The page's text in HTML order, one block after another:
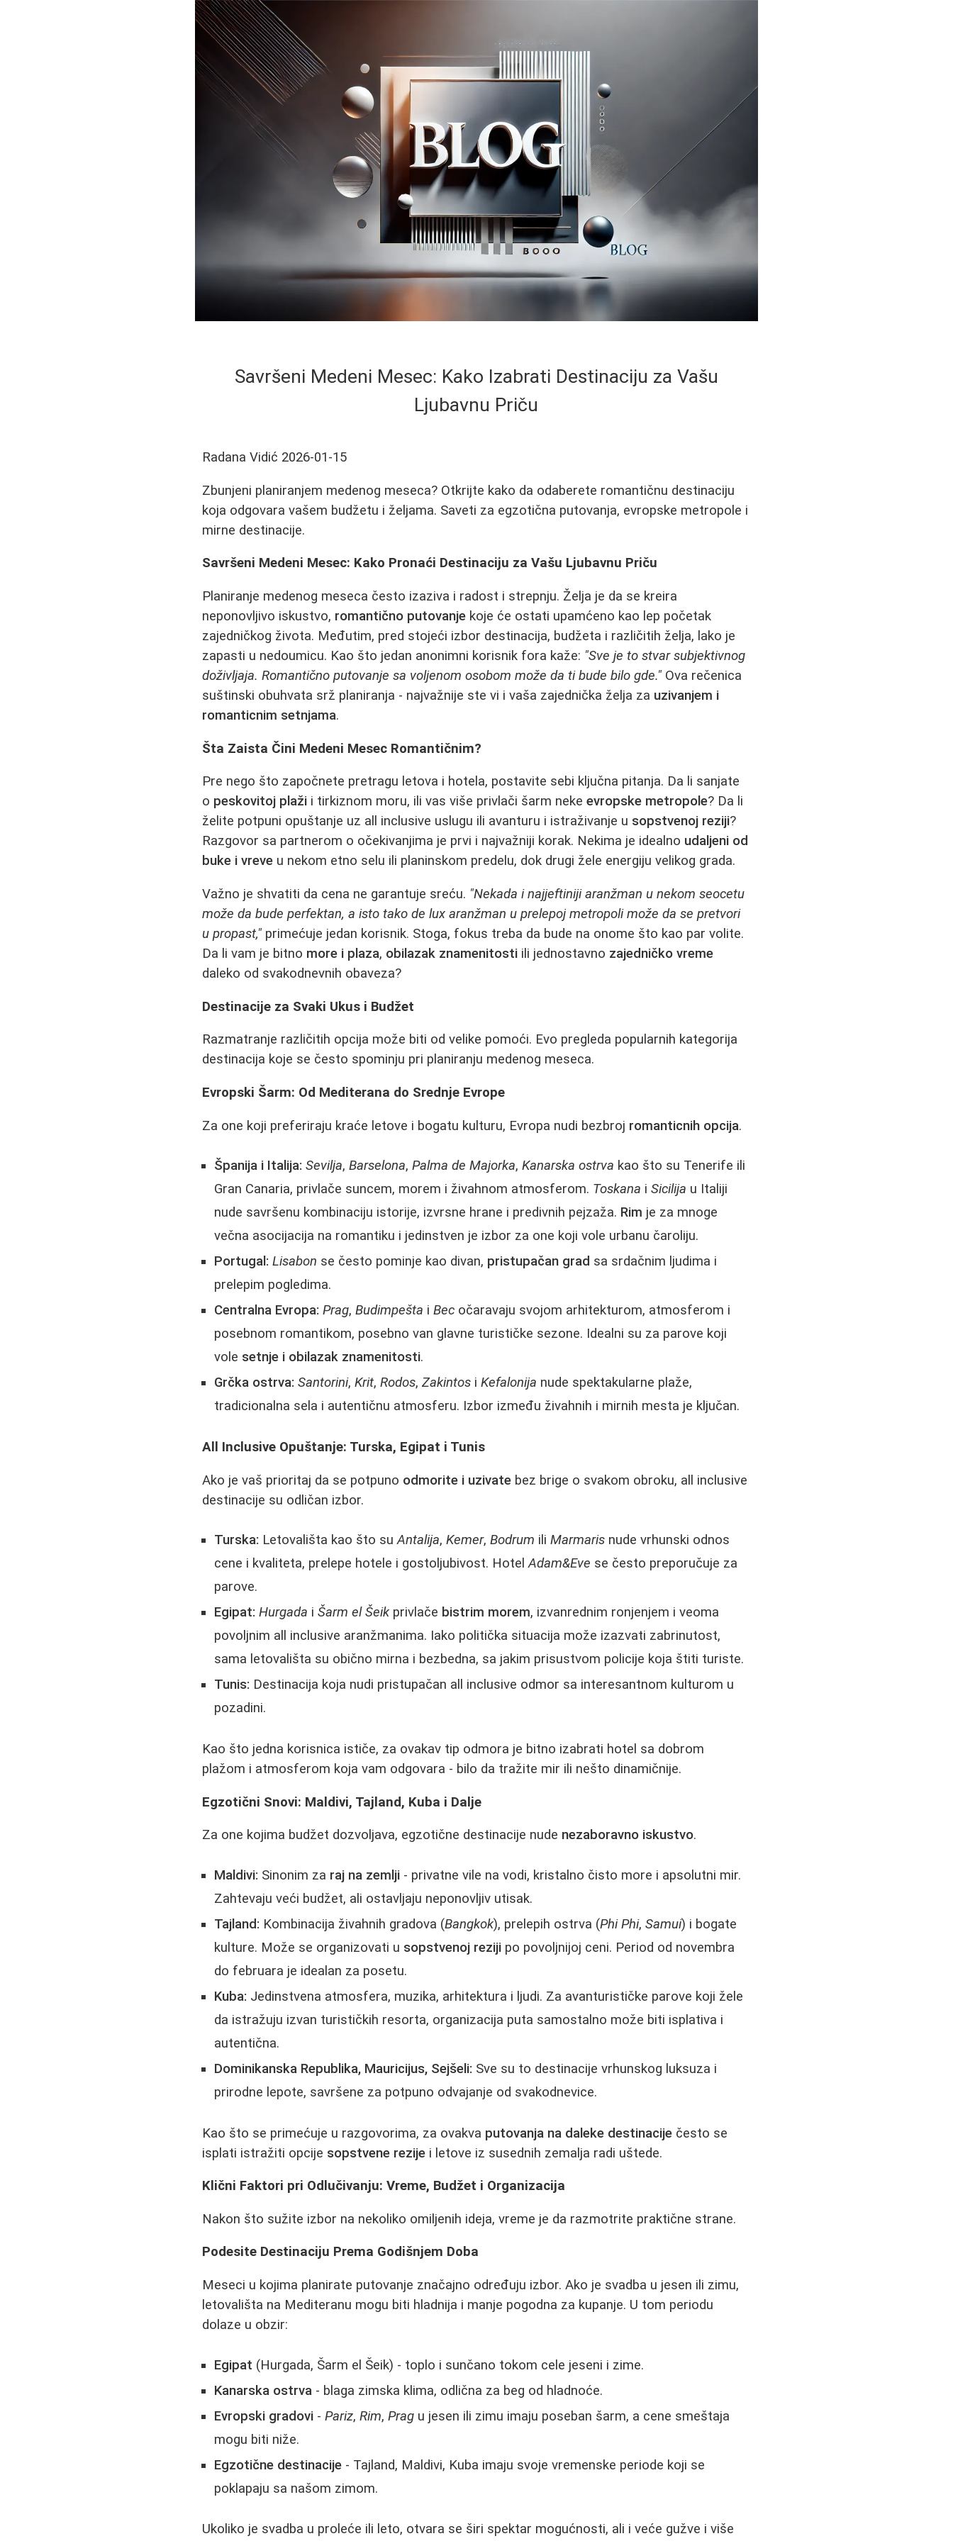
Savršeni Medeni Mesec: Kako Izabrati Destinaciju za Vašu
Ljubavnu Priču
Radana Vidić 2026-01-15
Zbunjeni planiranjem medenog meseca? Otkrijte kako da odaberete romantičnu destinaciju
koja odgovara vašem budžetu i željama. Saveti za egzotična putovanja, evropske metropole i
mirne destinacije.
Savršeni Medeni Mesec: Kako Pronaći Destinaciju za Vašu Ljubavnu Priču
Planiranje medenog meseca često izaziva i radost i strepnju. Želja je da se kreira
neponovljivo iskustvo, romantično putovanje koje će ostati upamćeno kao lep početak
zajedničkog života. Međutim, pred stojeći izbor destinacija, budžeta i različitih želja, lako je
zapasti u nedoumicu. Kao što jedan anonimni korisnik fora kaže: "Sve je to stvar subjektivnog
doživljaja. Romantično putovanje sa voljenom osobom može da ti bude bilo gde." Ova rečenica
suštinski obuhvata srž planiranja - najvažnije ste vi i vaša zajednička želja za uzivanjem i
romanticnim setnjama.
Šta Zaista Čini Medeni Mesec Romantičnim?
Pre nego što započnete pretragu letova i hotela, postavite sebi ključna pitanja. Da li sanjate
o peskovitoj plaži i tirkiznom moru, ili vas više privlači šarm nekeevropske metropole? Da li
želite potpuni opuštanje uz all inclusive uslugu ili avanturu i istraživanje u sopstvenoj reziji?
Razgovor sa partnerom o očekivanjima je prvi i najvažniji korak. Nekima je idealno udaljeni od
buke i vreve u nekom etno selu ili planinskom predelu, dok drugi žele energiju velikog grada.
Važno je shvatiti da cena ne garantuje sreću. "Nekada i najjeftiniji aranžman u nekom seocetu
može da bude perfektan, a isto tako de lux aranžman u prelepoj metropoli može da se pretvori
u propast," primećuje jedan korisnik. Stoga, fokus treba da bude na onome što kao par volite.
Da li vam je bitno more i plaza, obilazak znamenitosti ili jednostavno zajedničko vreme
daleko od svakodnevnih obaveza?
Destinacije za Svaki Ukus i Budžet
Razmatranje različitih opcija može biti od velike pomoći. Evo pregleda popularnih kategorija
destinacija koje se često spominju pri planiranju medenog meseca.
Evropski Šarm: Od Mediterana do Srednje Evrope
Za one koji preferiraju kraće letove i bogatu kulturu, Evropa nudi bezbroj romanticnih opcija.
Španija i Italija: Sevilja,Barselona,Palma de Majorka,Kanarska ostrva kao što su Tenerife ili
Gran Canaria, privlače suncem, morem i živahnom atmosferom. Toskana iSicilija u Italiji
nude savršenu kombinaciju istorije, izvrsne hrane i predivnih pejzaža. Rim je za mnoge
večna asocijacija na romantiku i jedinstven je izbor za one koji vole urbanu čaroliju.
Portugal: Lisabon se često pominje kao divan, pristupačan grad sa srdačnim ljudima i
prelepim pogledima.
Centralna Evropa: Prag,Budimpešta iBec očaravaju svojom arhitekturom, atmosferom i
posebnom romantikom, posebno van glavne turističke sezone. Idealni su za parove koji
vole setnje i obilazak znamenitosti.
Grčka ostrva: Santorini,Krit,Rodos,Zakintos iKefalonija nude spektakularne plaže,
tradicionalna sela i autentičnu atmosferu. Izbor između živahnih i mirnih mesta je ključan.
All Inclusive Opuštanje: Turska, Egipat i Tunis
Ako je vaš prioritaj da se potpuno odmorite i uzivate bez brige o svakom obroku, all inclusive
destinacije su odličan izbor.
Turska: Letovališta kao što suAntalija,Kemer,Bodrum iliMarmaris nude vrhunski odnos
cene i kvaliteta, prelepe hotele i gostoljubivost. HotelAdam&Eve se često preporučuje za
parove.
Egipat: Hurgada iŠarm el Šeikprivlače bistrim morem, izvanrednim ronjenjem i veoma
povoljnim all inclusive aranžmanima. Iako politička situacija može izazvati zabrinutost,
sama letovališta su obično mirna i bezbedna, sa jakim prisustvom policije koja štiti turiste.
Tunis: Destinacija koja nudi pristupačan all inclusive odmor sa interesantnom kulturom u
pozadini.
Kao što jedna korisnica ističe, za ovakav tip odmora je bitno izabrati hotel sa dobrom
plažom i atmosferom koja vam odgovara - bilo da tražite mir ili nešto dinamičnije.
Egzotični Snovi: Maldivi, Tajland, Kuba i Dalje
Za one kojima budžet dozvoljava, egzotične destinacije nude nezaboravno iskustvo.
Maldivi: Sinonim za raj na zemlji - privatne vile na vodi, kristalno čisto more i apsolutni mir.
Zahtevaju veći budžet, ali ostavljaju neponovljiv utisak.
Tajland: Kombinacija živahnih gradova (Bangkok), prelepih ostrva (Phi Phi,Samui) i bogate
kulture. Može se organizovati u sopstvenoj reziji po povoljnijoj ceni. Period od novembra
do februara je idealan za posetu.
Kuba: Jedinstvena atmosfera, muzika, arhitektura i ljudi. Za avanturističke parove koji žele
da istražuju izvan turističkih resorta, organizacija puta samostalno može biti isplativa i
autentična.
Dominikanska Republika, Mauricijus, Sejšeli: Sve su to destinacije vrhunskog luksuza i
prirodne lepote, savršene za potpuno odvajanje od svakodnevice.
Kao što se primećuje u razgovorima, za ovakva putovanja na daleke destinacije često se
isplati istražiti opcije sopstvene rezije i letove iz susednih zemalja radi uštede.
Klični Faktori pri Odlučivanju: Vreme, Budžet i Organizacija
Nakon što sužite izbor na nekoliko omiljenih ideja, vreme je da razmotrite praktične strane.
Podesite Destinaciju Prema Godišnjem Doba
Meseci u kojima planirate putovanje značajno određuju izbor. Ako je svadba u jesen ili zimu,
letovališta na Mediteranu mogu biti hladnija i manje pogodna za kupanje. U tom periodu
dolaze u obzir:
Egipat (Hurgada, Šarm el Šeik) - toplo i sunčano tokom cele jeseni i zime.
Kanarska ostrva - blaga zimska klima, odlična za beg od hladnoće.
Evropski gradovi -Pariz,Rim,Prag u jesen ili zimu imaju poseban šarm, a cene smeštaja
mogu biti niže.
Egzotične destinacije - Tajland, Maldivi, Kuba imaju svoje vremenske periode koji se
poklapaju sa našom zimom.
Ukoliko je svadba u proleće ili leto, otvara se širi spektar mogućnosti, ali i veće gužve i više